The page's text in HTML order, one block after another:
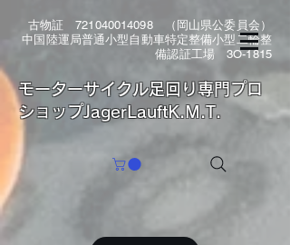
古物証 721040014098（岡山県公委員会）
中国陸運局普通小型自動車特定整備小型二輪整
備認証工場 3O-1815
​モーターサイクル足回り専門プロ
ショップJagerLauftK.M.T.